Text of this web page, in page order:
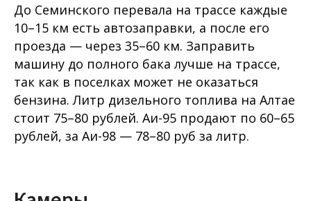
До Семинского перевала на трассе каждые
10–15 км есть автозаправки, а после его
проезда — через 35–60 км. Заправить
машину до полного бака лучше на трассе,
так как в поселках может не оказаться
бензина. Литр дизельного топлива на Алтае
стоит 75–80 рублей. Аи-95 продают по 60–65
рублей, за Аи-98 — 78–80 руб за литр.